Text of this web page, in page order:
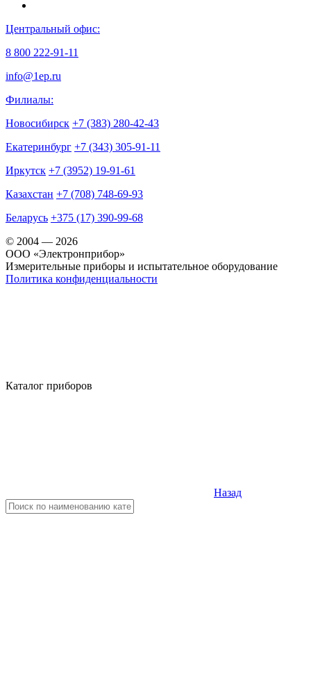
Центральный офис:
8 800 222-91-11
info@1ep.ru
Филиалы:
Новосибирск +7 (383) 280-42-43
Екатеринбург +7 (343) 305-91-11
Иркутск +7 (3952) 19-91-61
Казахстан +7 (708) 748-69-93
Беларусь +375 (17) 390-99-68
© 2004 — 2026
OOO «Электронприбор»
Измерительные приборы и испытательное оборудование
Политика конфиденциальности
Каталог приборов
Назад